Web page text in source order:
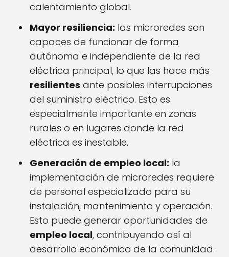
calentamiento global.
Mayor resiliencia: las microredes son
capaces de funcionar de forma
autónoma e independiente de la red
eléctrica principal, lo que las hace más
resilientes ante posibles interrupciones
del suministro eléctrico. Esto es
especialmente importante en zonas
rurales o en lugares donde la red
eléctrica es inestable.
Generación de empleo local: la
implementación de microredes requiere
de personal especializado para su
instalación, mantenimiento y operación.
Esto puede generar oportunidades de
empleo local, contribuyendo así al
desarrollo económico de la comunidad.